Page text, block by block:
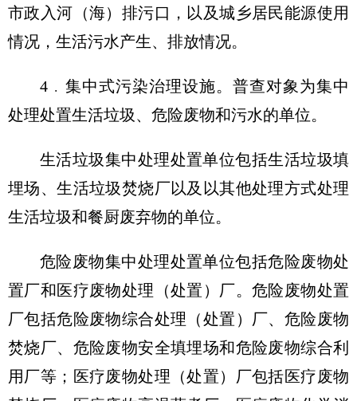
市政入河（海）排污口，以及城乡居民能源使用
情况，生活污水产生、排放情况。
4﹒集中式污染治理设施。普查对象为集中
处理处置生活垃圾、危险废物和污水的单位。
生活垃圾集中处理处置单位包括生活垃圾填
埋场、生活垃圾焚烧厂以及以其他处理方式处理
生活垃圾和餐厨废弃物的单位。
危险废物集中处理处置单位包括危险废物处
置厂和医疗废物处理（处置）厂。危险废物处置
厂包括危险废物综合处理（处置）厂、危险废物
焚烧厂、危险废物安全填埋场和危险废物综合利
用厂等；医疗废物处理（处置）厂包括医疗废物